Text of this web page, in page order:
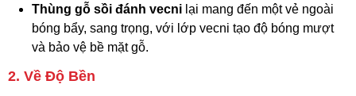
Thùng gỗ sồi đánh vecni lại mang đến một vẻ ngoài
bóng bẩy, sang trọng, với lớp vecni tạo độ bóng mượt
và bảo vệ bề mặt gỗ.
2. Về Độ Bền